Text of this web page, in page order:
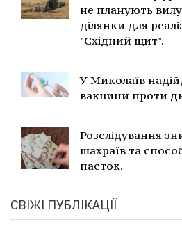
не планують
ділянки для
"Східний щит".
У Миколаїв
вакцини проти
Розслідування
шахраїв та
пасток.
СВІЖІ ПУБЛІКАЦІЇ